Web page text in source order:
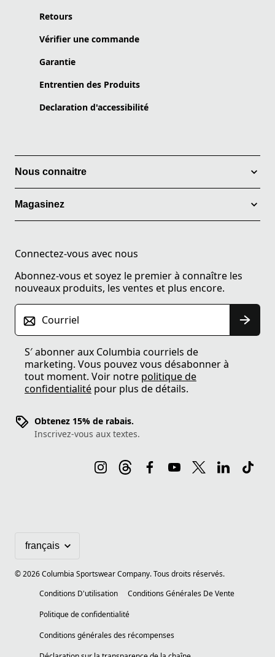
Retours
Vérifier une commande
Garantie
Entrentien des Produits
Declaration d'accessibilité
Nous connaitre
Magasinez
Connectez-vous avec nous
Abonnez-vous et soyez le premier à connaître les
nouveaux produits, les ventes et plus encore.
Courriel
S′ abonner aux Columbia courriels de
marketing. Vous pouvez vous désabonner à
tout moment. Voir notre politique de
confidentialité pour plus de détails.
Obtenez 15% de rabais.
Inscrivez-vous aux textes.
©2026Columbia Sportswear Company. Tous droits réservés.
Conditions D'utilisation
Conditions Générales De Vente
Politique de confidentialité
Conditions générales des récompenses